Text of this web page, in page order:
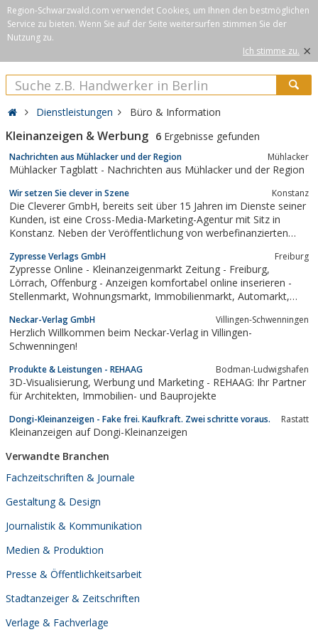
Region-Schwarzwald.com verwendet Cookies, um Ihnen den bestmöglichen
Service zu bieten. Wenn Sie auf der Seite weitersurfen stimmen Sie der
Nutzung zu.
Ich stimme zu. ×
Dienstleistungen Büro & Information
Kleinanzeigen & Werbung 6 Ergebnisse gefunden
Nachrichten aus Mühlacker und der Region Mühlacker
Mühlacker Tagblatt - Nachrichten aus Mühlacker und der Region
Wir setzen Sie clever in Szene Konstanz
Die Cleverer GmbH, bereits seit über 15 Jahren im Dienste seiner
Kunden, ist eine Cross-Media-Marketing-Agentur mit Sitz in
Konstanz. Neben der Veröffentlichung von werbefinanzierten
erstellt die Cleverer GmbH Online-Marketing-Kampagnen für
Unternehmen bzw. deren...
Zypresse Verlags GmbH Freiburg
Zypresse Online - Kleinanzeigenmarkt Zeitung - Freiburg,
Lörrach, Offenburg - Anzeigen komfortabel online inserieren -
Stellenmarkt, Wohnungsmarkt, Immobilienmarkt, Automarkt,
Neckar-Verlag GmbH Villingen-Schwenningen
Herzlich Willkommen beim Neckar-Verlag in Villingen-
Schwenningen!
Produkte & Leistungen - REHAAG Bodman-Ludwigshafen
3D-Visualisierung, Werbung und Marketing - REHAAG: Ihr Partner
für Architekten, Immobilien- und Bauprojekte
Dongi-Kleinanzeigen - Fake frei. Kaufkraft. Zwei schritte voraus. Rastatt
Kleinanzeigen auf Dongi-Kleinanzeigen
Verwandte Branchen
Fachzeitschriften & Journale
Gestaltung & Design
Journalistik & Kommunikation
Medien & Produktion
Presse & Öffentlichkeitsarbeit
Stadtanzeiger & Zeitschriften
Verlage & Fachverlage